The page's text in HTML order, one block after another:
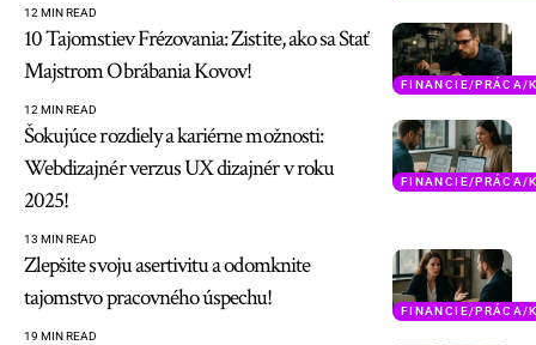
12 MIN READ
FINANCIE/PRÁCA/
10 Tajomstiev Frézovania: Zistite, ako sa Stať
Majstrom Obrábania Kovov!
12 MIN READ
FINANCIE/PRÁCA/
Šokujúce rozdiely a kariérne možnosti:
Webdizajnér verzus UX dizajnér v roku
2025!
13 MIN READ
FINANCIE/PRÁCA/
Zlepšite svoju asertivitu a odomknite
tajomstvo pracovného úspechu!
19 MIN READ